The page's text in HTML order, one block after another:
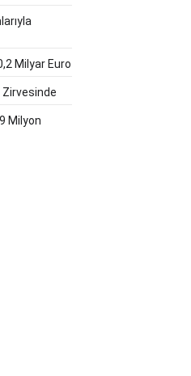
Milyar Euro
Zirvesinde
Milyon